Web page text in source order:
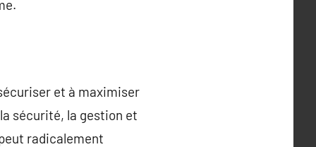
et à maximiser
sécurité, la gestion et
radicalement